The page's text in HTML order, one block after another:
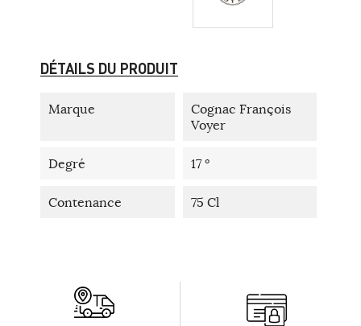
DÉTAILS DU PRODUIT
Marque
Cognac François
Voyer
Degré 17 °
Contenance 75 Cl